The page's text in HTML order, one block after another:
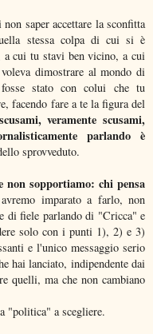
saper accettare la sconfitta
stessa colpa di cui si è
a cui tu stavi ben vicino, a cui
dimostrare al mondo di
stato con colui che tu
facendo fare a te la figura del
veramente scusami,
parlando è
sprovveduto.
non sopportiamo: chi pensa
avremo imparato a farlo, non
di fiele parlando di "Cricca" e
solo con i punti 1), 2) e 3)
e l'unico messaggio serio
hai lanciato, indipendente dai
quelli, ma che non cambiano
"politica" a scegliere.